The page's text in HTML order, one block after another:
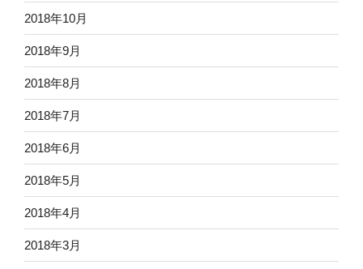
2018年10月
2018年9月
2018年8月
2018年7月
2018年6月
2018年5月
2018年4月
2018年3月